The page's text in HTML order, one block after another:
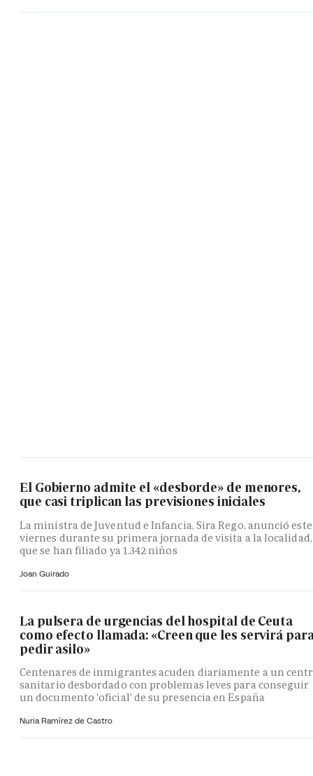
El Gobierno admite el «desborde» de menores,
que casi triplican las previsiones iniciales
La ministra de Juventud e Infancia, Sira Rego, anunció este
viernes durante su primera jornada de visita a la localidad,
que se han filiado ya 1.342 niños
Joan Guirado
La pulsera de urgencias del hospital de Ceuta
como efecto llamada: «Creen que les servirá
pedir asilo»
Centenares de inmigrantes acuden diariamente a un
sanitario desbordado con problemas leves para conseguir
un documento 'oficial' de su presencia en España
Nuria Ramírez de Castro